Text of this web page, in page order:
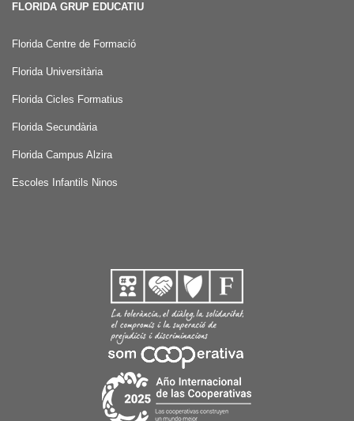
FLORIDA GRUP EDUCATIU
Florida Centre de Formació
Florida Universitària
Florida Cicles Formatius
Florida Secundària
Florida Campus Alzira
Escoles Infantils Ninos